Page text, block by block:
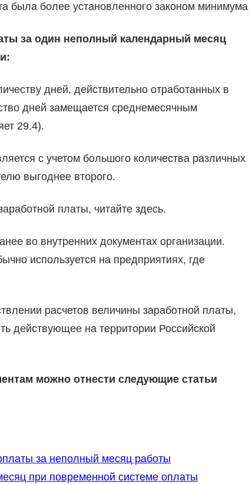
была более установленного законом
за один неполный календарный месяц
дней, действительно отработанных в
дней замещается среднемесячным
29.4).
с учетом большого количества различных
выгоднее второго.
платы, читайте здесь.
во внутренних документах организации.
используется на предприятиях, где
расчетов величины заработной платы,
действующее на территории Российской
можно отнести следующие статьи
за неполный месяц работы
при повременной системе оплаты